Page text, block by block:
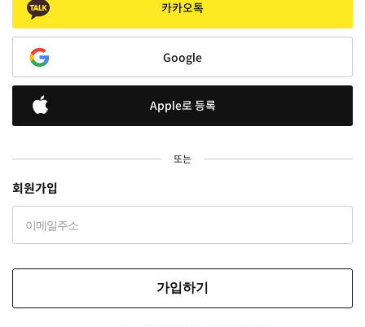
카카오톡
Google
Apple로 등록
또는
회원가입
가입하기